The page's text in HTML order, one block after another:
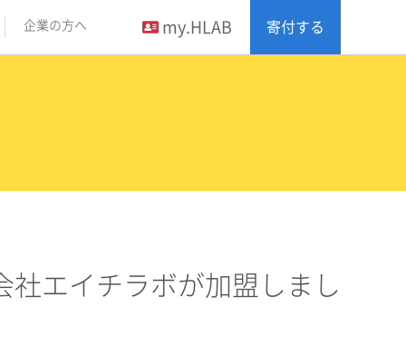
企業の方へ my.HLAB 寄付する
社エイチラボが加盟しまし